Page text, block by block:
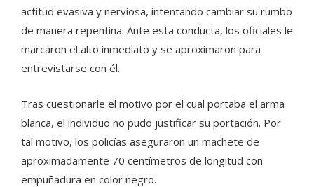
actitud evasiva y nerviosa, intentando cambiar su rumbo
de manera repentina. Ante esta conducta, los oficiales le
marcaron el alto inmediato y se aproximaron para
entrevistarse con él.
Tras cuestionarle el motivo por el cual portaba el arma
blanca, el individuo no pudo justificar su portación. Por
tal motivo, los policías aseguraron un machete de
aproximadamente 70 centímetros de longitud con
empuñadura en color negro.